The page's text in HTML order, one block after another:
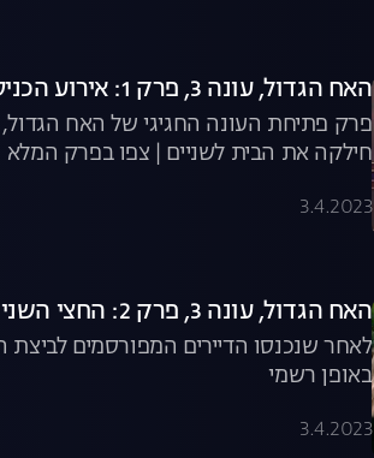
האח הגדול, עונה 3, פרק 1: אירוע הכניסה
פרק פתיחת העונה החגיגי של האח
חילקה את הבית לשניים | צפו בפרק המלא
3.4.2023
האח הגדול, עונה 3, פרק 2: החצי השני נכנס
לאחר שנכנסו הדיירים המפורסמים
באופן רשמי
3.4.2023